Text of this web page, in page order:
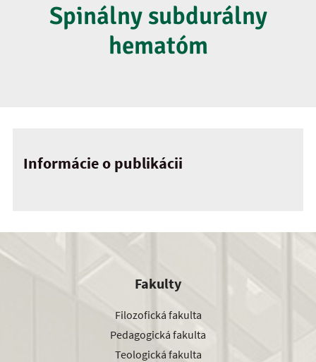
Spinálny subdurálny
hematóm
Informácie o publikácii
Fakulty
Filozofická fakulta
Pedagogická fakulta
Teologická fakulta